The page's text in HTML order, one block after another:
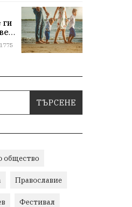
ги
общество
Православие
Фестивал